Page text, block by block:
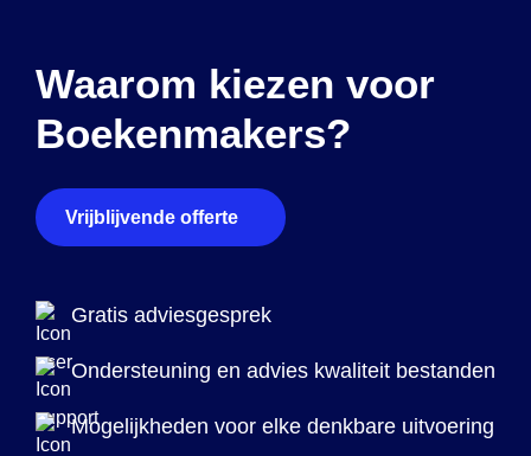
Waarom kiezen voor
Boekenmakers?
Vrijblijvende offerte
Gratis adviesgesprek
Ondersteuning en advies kwaliteit bestanden
Mogelijkheden voor elke denkbare uitvoering